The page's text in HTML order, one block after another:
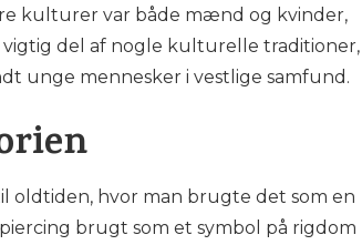
kulturer var både mænd og kvinder,
vigtig del af nogle kulturelle traditioner,
unge mennesker i vestlige samfund.
oldtiden, hvor man brugte det som en
brugt som et symbol på rigdom